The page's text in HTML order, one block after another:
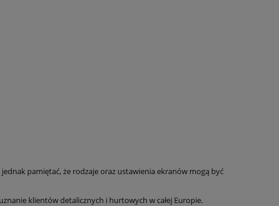
pamiętać, że rodzaje oraz ustawienia ekranów mogą być
klientów detalicznych i hurtowych w całej Europie.